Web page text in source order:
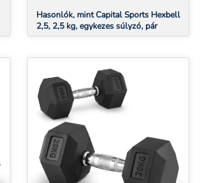
Hasonlók, mint Capital Sports Hexbell
2,5, 2,5 kg, egykezes súlyzó, pár